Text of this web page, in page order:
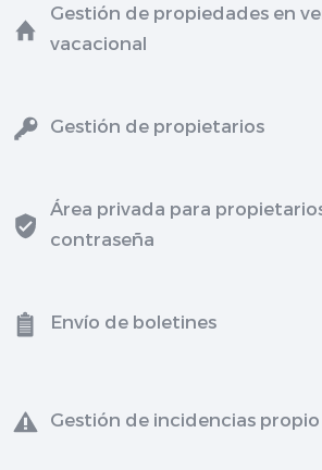
Gestión de propiedades en
vacacional
Gestión de propietarios
Área privada para
contraseña
Envío de boletines
Gestión de incidencias